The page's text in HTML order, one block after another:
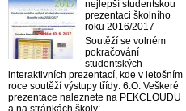
nejlepší studentskou
prezentaci školního
roku 2016/2017
Soutěží se volném
pokračování
studentských
interaktivních prezentací, kde v letošním
roce soutěží výstupy třídy: 6.O. Veškeré
prezentace naleznete na PEKCLOUDU
a na stránkách školy: